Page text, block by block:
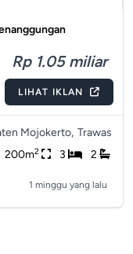
Rp 1.05 miliar
LIHAT IKLAN
Mojokerto, Trawas
200m2 3 2
1 minggu yang lalu